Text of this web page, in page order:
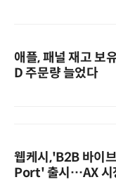
애플, 패널 재고 보
D 주문량 늘었다
웹케시,'B2B 바이
Port' 출시…AX 시